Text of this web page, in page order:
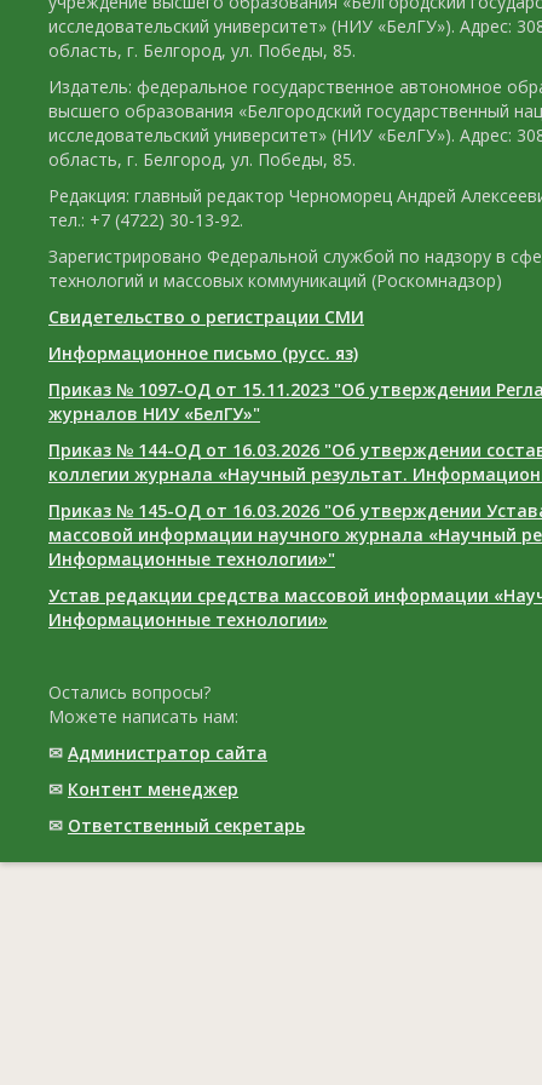
исследовательский университет» (НИУ «БелГУ»). Адрес:
область, г. Белгород, ул. Победы, 85.
Издатель: федеральное государственное автономное
высшего образования «Белгородский государственный
исследовательский университет» (НИУ «БелГУ»). Адрес:
область, г. Белгород, ул. Победы, 85.
Редакция: главный редактор Черноморец Андрей
тел.: +7 (4722) 30-13-92.
Зарегистрировано Федеральной службой по надзору в
технологий и массовых коммуникаций (Роскомнадзор)
Свидетельство о регистрации СМИ
Информационное письмо (русс. яз)
Приказ № 1097-ОД от 15.11.2023 "Об утверждении
журналов НИУ «БелГУ»"
Приказ № 144-ОД от 16.03.2026 "Об утверждении
коллегии журнала «Научный результат.
Приказ № 145-ОД от 16.03.2026 "Об утверждении
массовой информации научного журнала «Научный
Информационные технологии»"
Устав редакции средства массовой информации
Информационные технологии»
Остались вопросы?
Можете написать нам:
✉ Администратор сайта
✉ Контент менеджер
✉ Ответственный cекретарь